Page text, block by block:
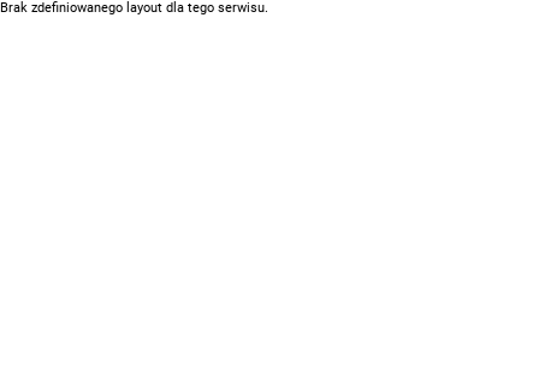
Brak zdefiniowanego layout dla tego serwisu.